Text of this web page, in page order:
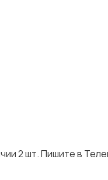
2 шт. Пишите в